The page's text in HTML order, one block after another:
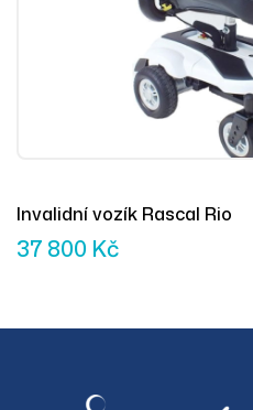
Invalidní vozík Rascal Rio
37 800 Kč